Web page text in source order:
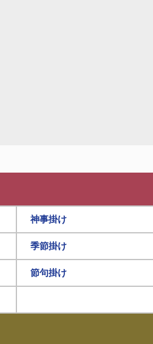
神事掛け
季節掛け
節句掛け